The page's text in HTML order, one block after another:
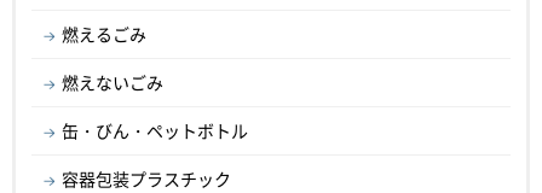
燃えるごみ
燃えないごみ
缶・びん・ペットボトル
容器包装プラスチック